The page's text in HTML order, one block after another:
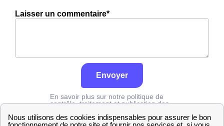
Laisser un commentaire*
Envoyer
En savoir plus sur notre politique de
contrôle, traitement et publication des